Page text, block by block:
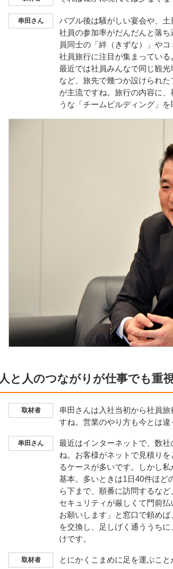
串田さん
バブル後は騒がしい宴会や、
社員の参加率がだんだんと落
員同士の「絆（きずな）」や
社員旅行に注目が集まっている
最近では社員みんなで同じ観
など、旅先で幾つか設けられ
が主流ですね。旅行の内容に
うな「チームビルディング」
人と人のつながりが仕事でも重
取材者
串田さんは入社当初から社員
すね。営業のやり方も今とは違
串田さん
最近はインターネットで、数
ね。お客様がネットで見積り
るケースが多いです。しかし
基本。多いときは1日40件ほど
ら下まで、順番に訪問するな
セキュリティが厳しくて門前
お願いします」と窓口で頼め
を交換し、足しげく通ううち
けです。
取材者 とにかくこまめに足を運ぶこと